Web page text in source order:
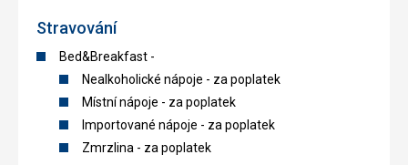
Stravování
Bed&Breakfast -
Nealkoholické nápoje - za poplatek
Místní nápoje - za poplatek
Importované nápoje - za poplatek
Zmrzlina - za poplatek